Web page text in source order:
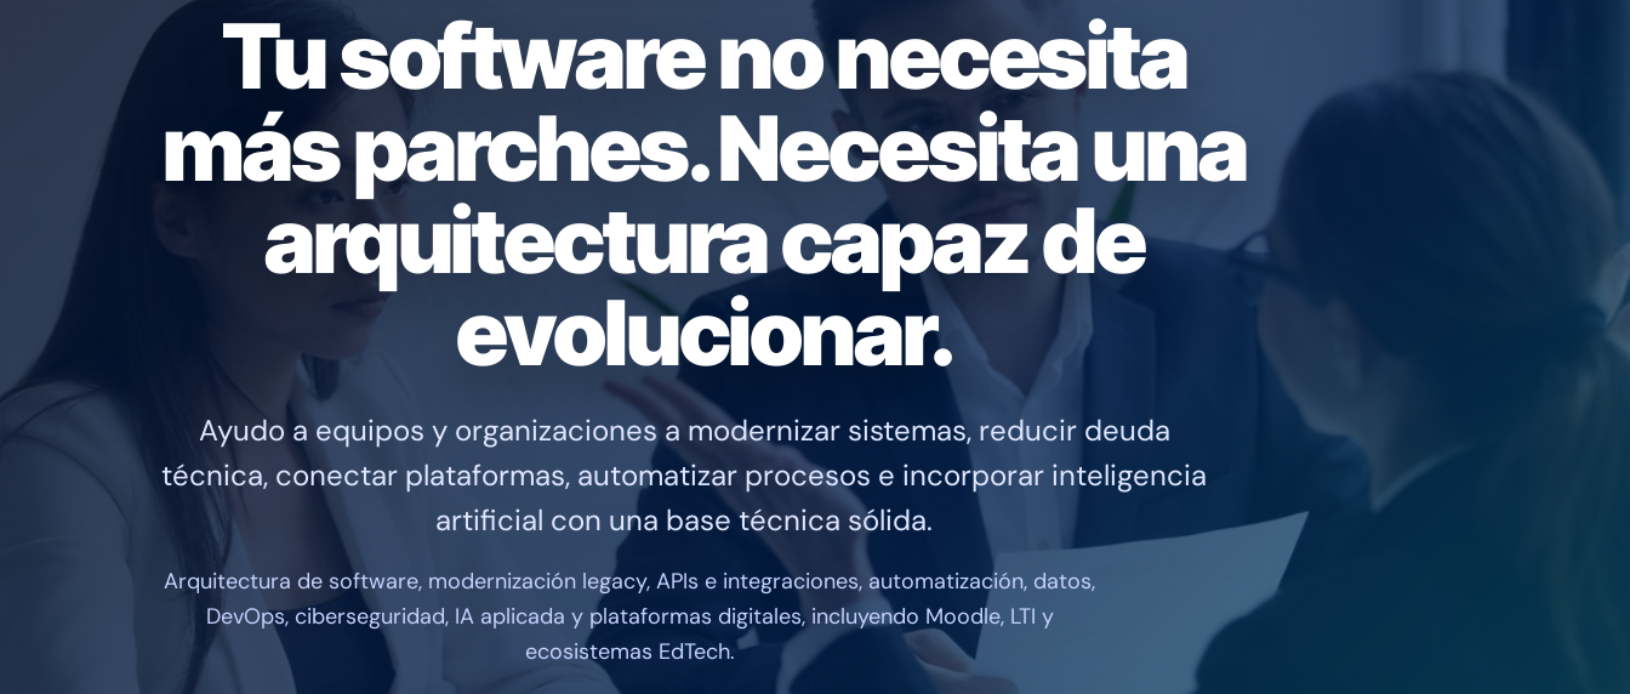
Tu software no necesita
más parches. Necesita una
arquitectura capaz de
evolucionar.
Ayudo a equipos y organizaciones a modernizar sistemas, reducir deuda
técnica, conectar plataformas, automatizar procesos e incorporar inteligencia
artificial con una base técnica sólida.
Arquitectura de software, modernización legacy, APIs e integraciones, automatización, datos,
DevOps, ciberseguridad, IA aplicada y plataformas digitales, incluyendo Moodle, LTI y
ecosistemas EdTech.